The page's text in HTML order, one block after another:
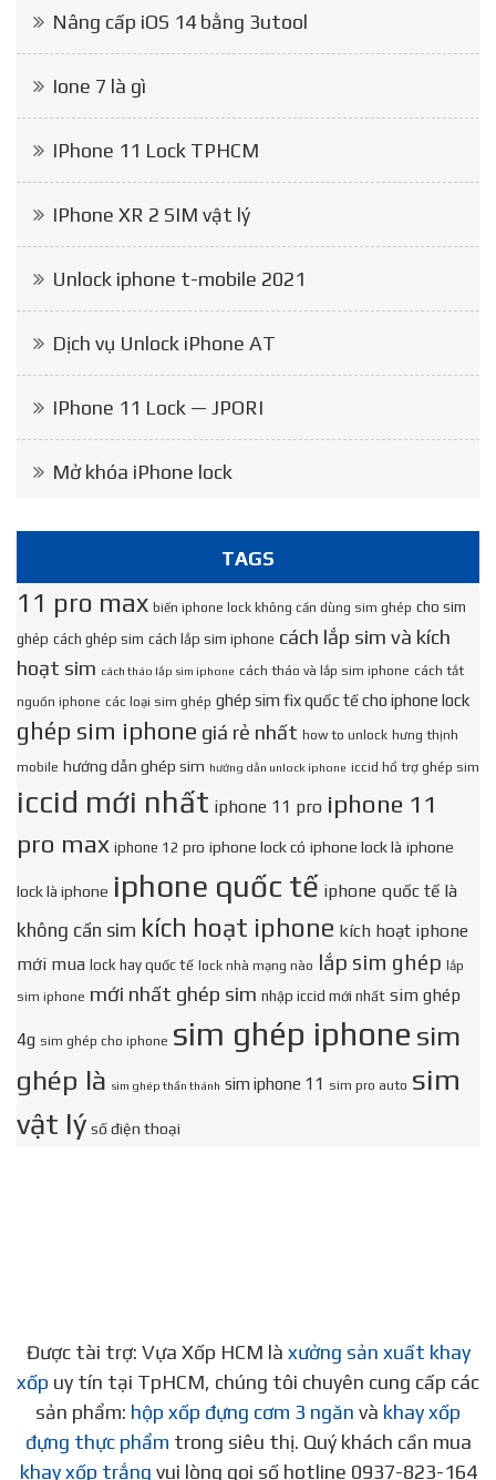
Nâng cấp iOS 14 bằng 3utool
Ione 7 là gì
IPhone 11 Lock TPHCM
IPhone XR 2 SIM vật lý
Unlock iphone t-mobile 2021
Dịch vụ Unlock iPhone AT
IPhone 11 Lock — JPORI
Mở khóa iPhone lock
TAGS
11 pro max biến iphone lock không cần dùng sim ghép cho sim
ghép cách ghép sim cách lắp sim iphone cách lắp sim và kích
hoạt sim cách tháo lắp sim iphone cách tháo và lắp sim iphone cách tắt
nguồn iphone các loại sim ghép ghép sim fix quốc tế cho iphone lock
ghép sim iphone giá rẻ nhất how to unlock hưng thịnh
mobile hướng dẫn ghép sim hướng dẫn unlock iphone iccid hổ trợ ghép sim
iccid mới nhất iphone 11 pro iphone 11
pro max iphone 12 pro iphone lock có iphone lock là iphone
lock là iphone iphone quốc tế iphone quốc tế là
không cần sim kích hoạt iphone kích hoạt iphone
mới mua lock hay quốc tế lock nhà mạng nào lắp sim ghép lắp
sim iphone mới nhất ghép sim nhập iccid mới nhất sim ghép
4g sim ghép cho iphone sim ghép iphone sim
ghép là sim ghép thần thánh sim iphone 11 sim pro auto sim
vật lý số điện thoại
Được tài trợ: Vựa Xốp HCM là xưởng sản xuất khay
xốp uy tín tại TpHCM, chúng tôi chuyên cung cấp các
sản phẩm: hộp xốp đựng cơm 3 ngăn và khay xốp
đựng thực phẩm trong siêu thị. Quý khách cần mua
khay xốp trắng vui lòng gọi số hotline 0937-823-164